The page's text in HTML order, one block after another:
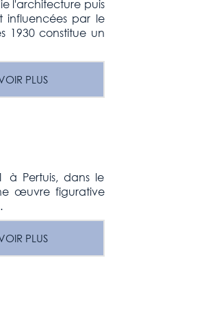
l'architecture puis
influencées par le
1930 constitue un
PLUS
à Pertuis, dans le
œuvre figurative
PLUS